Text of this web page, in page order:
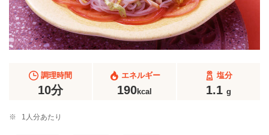
調理時間
10分
エネルギー
190kcal
塩分
1.1 g
※ 1人分あたり